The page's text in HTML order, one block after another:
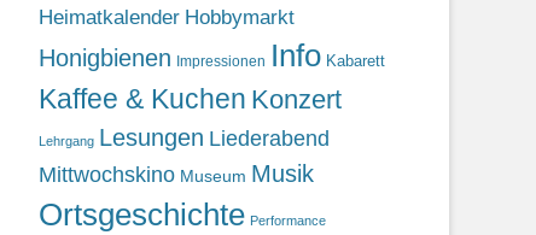
Heimatkalender Hobbymarkt
Honigbienen Impressionen Info Kabarett
Kaffee & Kuchen Konzert
Lehrgang Lesungen Liederabend
Mittwochskino Museum Musik
Ortsgeschichte Performance